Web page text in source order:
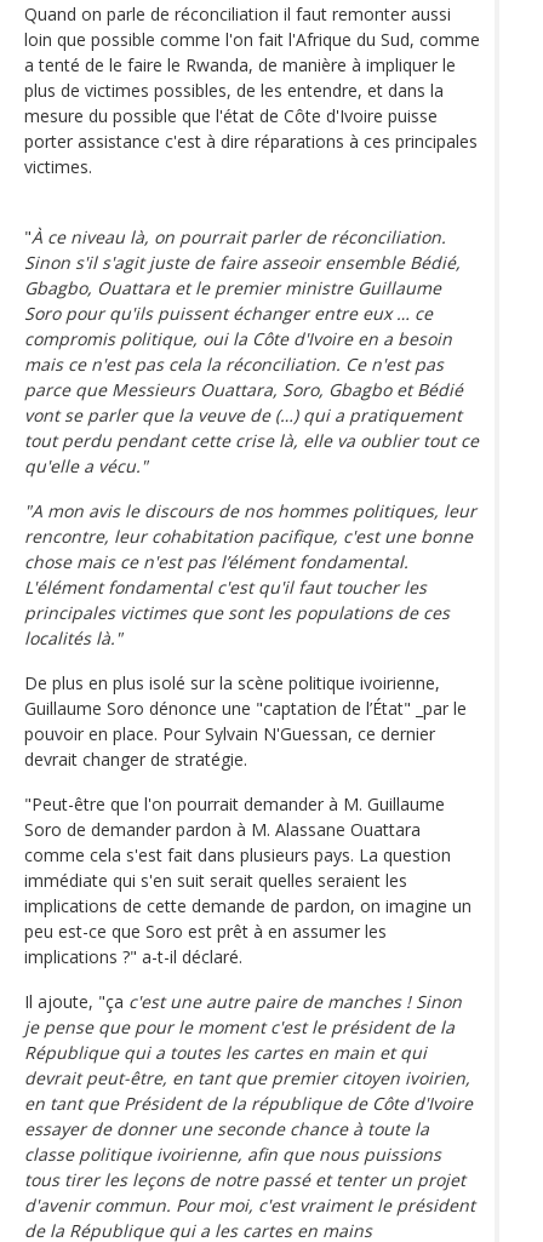
Quand on parle de réconciliation il faut remonter aussi
loin que possible comme l'on fait l'Afrique du Sud, comme
a tenté de le faire le Rwanda, de manière à impliquer le
plus de victimes possibles, de les entendre, et dans la
mesure du possible que l'état de Côte d'Ivoire puisse
porter assistance c'est à dire réparations à ces principales
victimes.
"À ce niveau là, on pourrait parler de réconciliation.
Sinon s'il s'agit juste de faire asseoir ensemble Bédié,
Gbagbo, Ouattara et le premier ministre Guillaume
Soro pour qu'ils puissent échanger entre eux … ce
compromis politique, oui la Côte d'Ivoire en a besoin
mais ce n'est pas cela la réconciliation. Ce n'est pas
parce que Messieurs Ouattara, Soro, Gbagbo et Bédié
vont se parler que la veuve de (…) qui a pratiquement
tout perdu pendant cette crise là, elle va oublier tout ce
qu'elle a vécu."
"A mon avis le discours de nos hommes politiques, leur
rencontre, leur cohabitation pacifique, c'est une bonne
chose mais ce n'est pas l’élément fondamental.
L'élément fondamental c'est qu'il faut toucher les
principales victimes que sont les populations de ces
localités là."
De plus en plus isolé sur la scène politique ivoirienne,
Guillaume Soro dénonce une "captation de l’État" _par le
pouvoir en place. Pour Sylvain N'Guessan, ce dernier
devrait changer de stratégie.
"Peut-être que l'on pourrait demander à M. Guillaume
Soro de demander pardon à M. Alassane Ouattara
comme cela s'est fait dans plusieurs pays. La question
immédiate qui s'en suit serait quelles seraient les
implications de cette demande de pardon, on imagine un
peu est-ce que Soro est prêt à en assumer les
implications ?" a-t-il déclaré.
Il ajoute, "ça c'est une autre paire de manches ! Sinon
je pense que pour le moment c'est le président de la
République qui a toutes les cartes en main et qui
devrait peut-être, en tant que premier citoyen ivoirien,
en tant que Président de la république de Côte d'Ivoire
essayer de donner une seconde chance à toute la
classe politique ivoirienne, afin que nous puissions
tous tirer les leçons de notre passé et tenter un projet
d'avenir commun. Pour moi, c'est vraiment le président
de la République qui a les cartes en mains